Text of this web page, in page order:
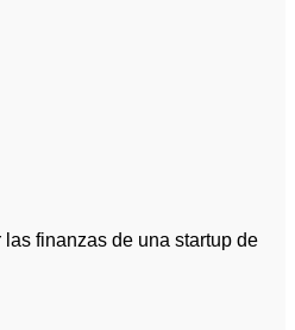
finanzas de una startup de